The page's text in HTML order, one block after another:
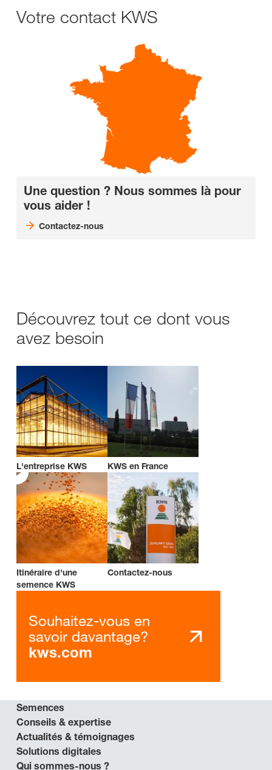
Votre contact KWS
Une question ? Nous sommes là pour
vous aider !
Contactez-nous
Découvrez tout ce dont vous
avez besoin
L'entreprise KWS KWS en France
Itinéraire d'une
semence KWS
Contactez-nous
Souhaitez-vous en
savoir davantage?
kws.com
Semences
Conseils & expertise
Actualités & témoignages
Solutions digitales
Qui sommes-nous ?